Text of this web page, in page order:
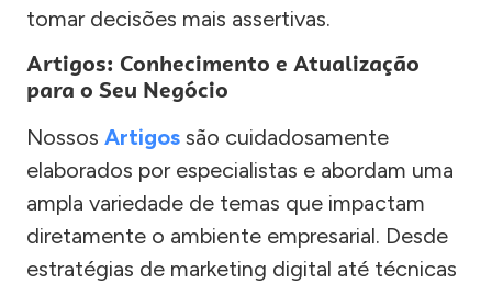
tomar decisões mais assertivas.
Artigos: Conhecimento e Atualização
para o Seu Negócio
Nossos Artigos são cuidadosamente
elaborados por especialistas e abordam uma
ampla variedade de temas que impactam
diretamente o ambiente empresarial. Desde
estratégias de marketing digital até técnicas